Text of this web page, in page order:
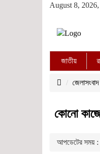
August 8,
জাতীয়
জেলাসংবাদ
কোনো
আপডেটের সময় :